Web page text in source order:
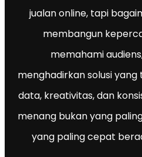
jualan online, tapi
membangun
memahami
menghadirkan solusi
data, kreativitas, dan
menang bukan yang
yang paling cepat